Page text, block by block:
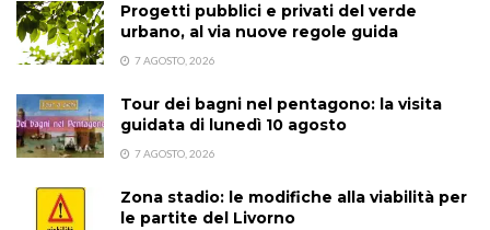
Progetti pubblici e privati del verde
urbano, al via nuove regole guida
7 AGOSTO, 2026
Tour dei bagni nel pentagono: la visita
guidata di lunedì 10 agosto
7 AGOSTO, 2026
Zona stadio: le modifiche alla viabilità per
le partite del Livorno